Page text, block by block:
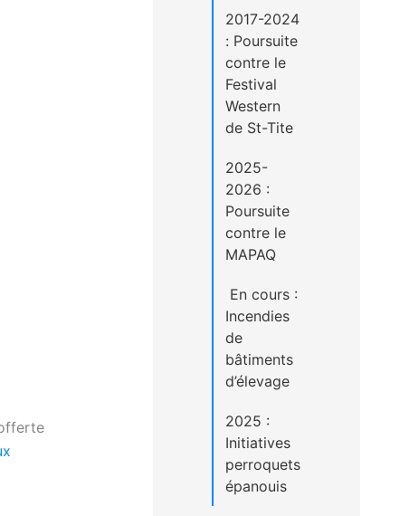
2017-2024
: Poursuite
contre le
Festival
Western
de St-Tite
2025-
2026 :
Poursuite
contre le
MAPAQ
En cours :
Incendies
de
bâtiments
d’élevage
2025 :
Initiatives
perroquets
épanouis